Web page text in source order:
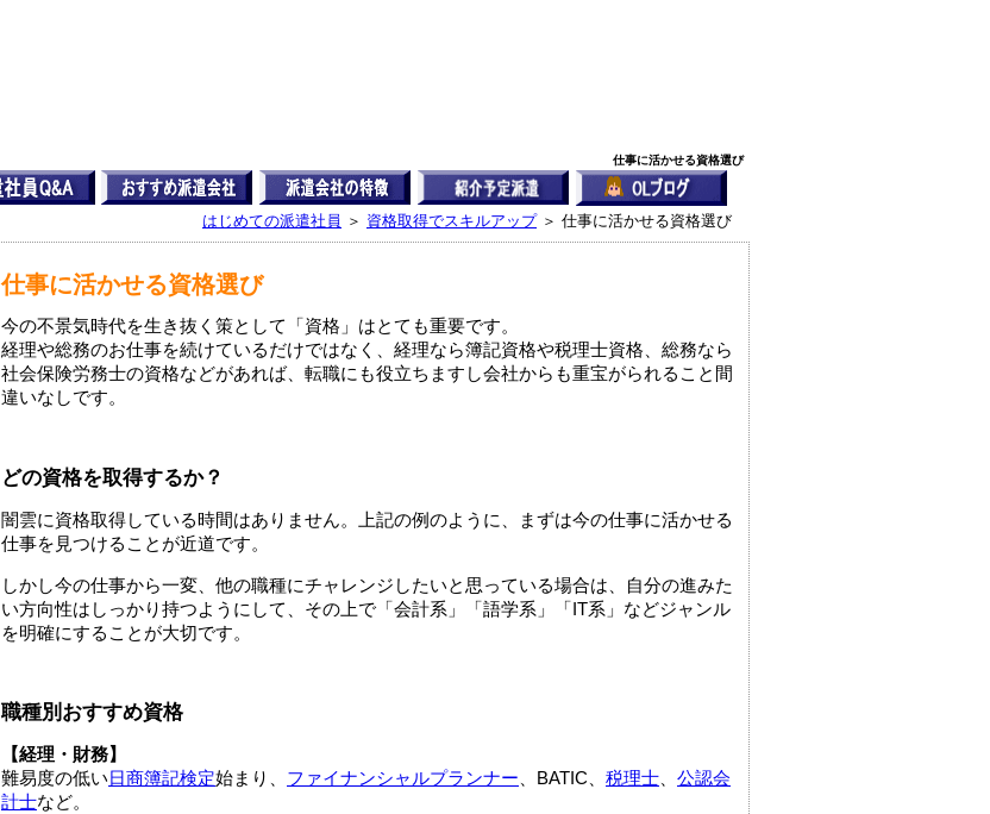
仕事に活かせる資格選び
はじめての派遣社員 ＞ 資格取得でスキルアップ＞ 仕事に活かせる資格選び
仕事に活かせる資格選び
今の不景気時代を生き抜く策として「資格」はとても重要です。
経理や総務のお仕事を続けているだけではなく、経理なら簿記資格や税理士資格、総務なら
社会保険労務士の資格などがあれば、転職にも役立ちますし会社からも重宝がられること間
違いなしです。
どの資格を取得するか？
闇雲に資格取得している時間はありません。上記の例のように、まずは今の仕事に活かせる
仕事を見つけることが近道です。
しかし今の仕事から一変、他の職種にチャレンジしたいと思っている場合は、自分の進みた
い方向性はしっかり持つようにして、その上で「会計系」「語学系」「IT系」などジャンル
を明確にすることが大切です。
職種別おすすめ資格
【経理・財務】
難易度の低い 日商簿記検定始まり、 ファイナンシャルプランナー 、BATIC、 税理士
公認会
計士など。